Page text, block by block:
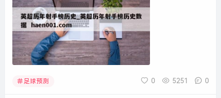
足球预测 0 5251 0